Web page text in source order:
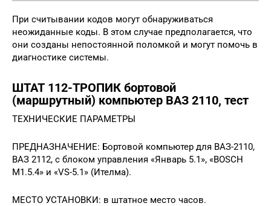
При считывании кодов могут обнаруживаться
неожиданные коды. В этом случае предполагается, что
они созданы непостоянной поломкой и могут помочь в
диагностике системы.
ШТАТ 112-ТРОПИК бортовой
(маршрутный) компьютер ВАЗ 2110, тест
ТЕХНИЧЕСКИЕ ПАРАМЕТРЫ
ПРЕДНАЗНАЧЕНИЕ: Бортовой компьютер для ВАЗ-2110,
ВАЗ 2112, с блоком управления «Январь 5.1», «BOSCH
M1.5.4» и «VS-5.1» (Ителма).
МЕСТО УСТАНОВКИ: в штатное место часов.